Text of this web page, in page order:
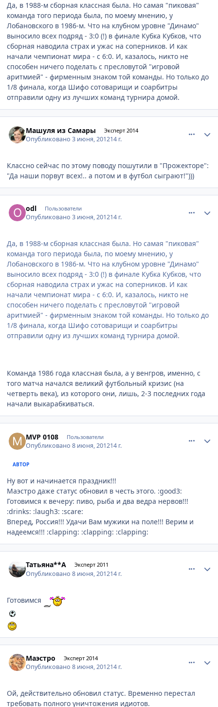
Да, в 1988-м сборная классная была. Но самая "пиковая"
команда того периода была, по моему мнению, у
Лобановского в 1986-м. Что на клубном уровне "Динамо"
выносило всех подряд - 3:0 (!) в финале Кубка Кубков, что
сборная наводила страх и ужас на соперников. И как
начали чемпионат мира - с 6:0. И, казалось, никто не
способен ничего поделать с пресловутой "игровой
аритмией" - фирменным знаком той команды. Но только до
1/8 финала, когда Шифо сотоварищи и соарбитры
отправили одну из лучших команд турнира домой.
Машуля из Самары Эксперт 2014
Опубликовано3 июня, 201214 г.
Классно сейчас по этому поводу пошутили в "Прожекторе":
"Да наши порвут всех!.. а потом и в футбол сыграют!")))
odl Пользователи
Опубликовано3 июня, 201214 г.
Да, в 1988-м сборная классная была. Но самая "пиковая"
команда того периода была, по моему мнению, у
Лобановского в 1986-м. Что на клубном уровне "Динамо"
выносило всех подряд - 3:0 (!) в финале Кубка Кубков, что
сборная наводила страх и ужас на соперников. И как
начали чемпионат мира - с 6:0. И, казалось, никто не
способен ничего поделать с пресловутой "игровой
аритмией" - фирменным знаком той команды. Но только до
1/8 финала, когда Шифо сотоварищи и соарбитры
отправили одну из лучших команд турнира домой.
Команда 1986 года классная была, а у венгров, именно, с
того матча начался великий футбольный кризис (на
четверть века), из которого они, лишь, 2-3 последних года
начали выкарабкиваться.
MVP 0108 Пользователи
Опубликовано8 июня, 201214 г.
АВТОР
Ну вот и начинается праздник!!!
Маэстро даже статус обновил в честь этого. :good3:
Готовимся к вечеру: пиво, рыба и два ведра нервов!!!
:drinks: :laugh3: :scare:
Вперед, Россия!!! Удачи Вам мужики на поле!!! Верим и
надеемся!!! :clapping: :clapping: :clapping:
Татьяна**А Эксперт 2011
Опубликовано8 июня, 201214 г.
Готовимся
Маэстро Эксперт 2014
Опубликовано8 июня, 201214 г.
Ой, действительно обновил статус. Временно перестал
требовать полного уничтожения идиотов.